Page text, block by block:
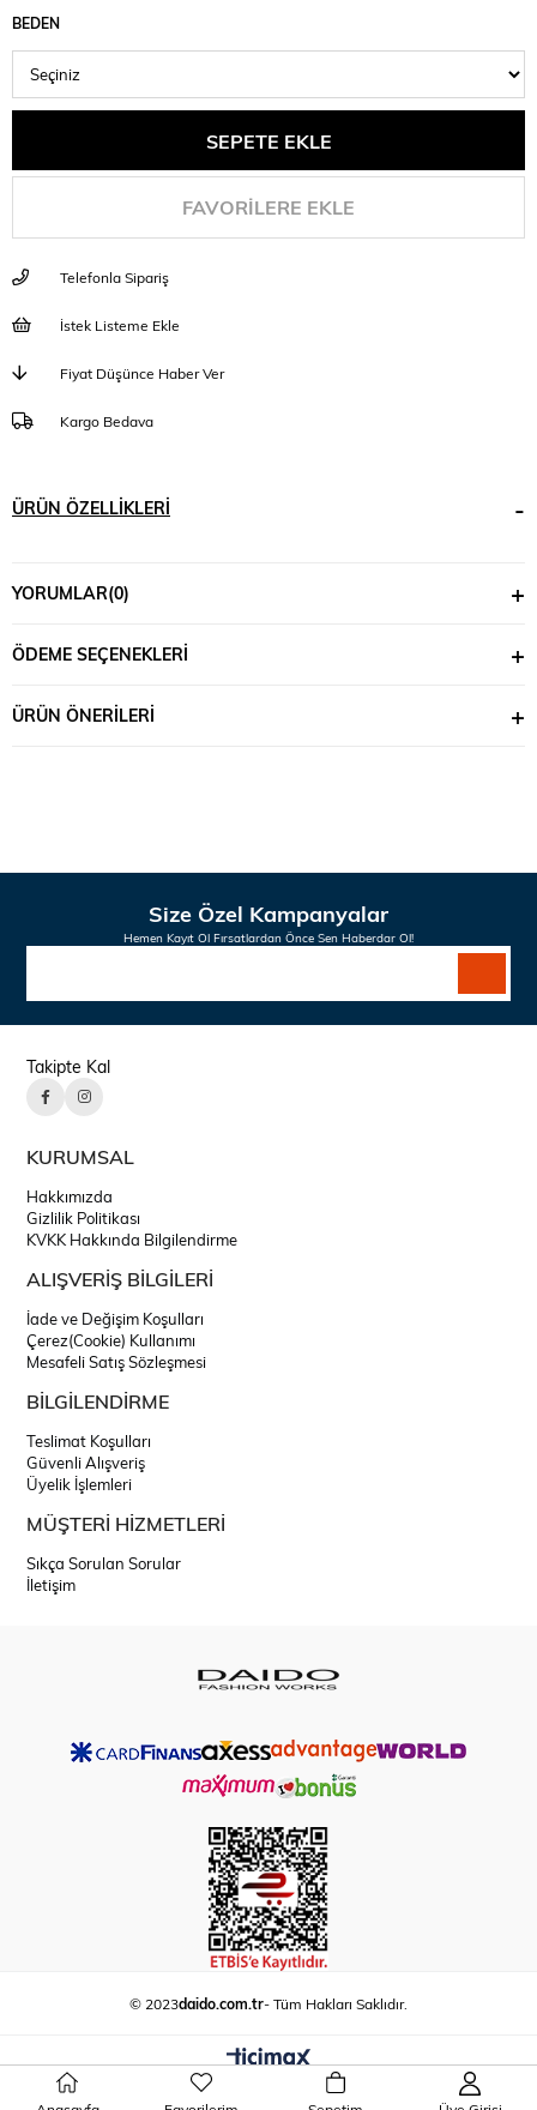
BEDEN
FAVORILERE EKLE
Telefonla Sipariş
İstek Listeme Ekle
Fiyat Düşünce Haber Ver
Kargo Bedava
ÜRÜN ÖZELLIKLERI
YORUMLAR(0)
ÖDEME SEÇENEKLERI
ÜRÜN ÖNERILERI
Size Özel Kampanyalar
Hemen Kayıt Ol Fırsatlardan Önce Sen Haberdar Ol!
Takipte Kal
KURUMSAL
Hakkımızda
Gizlilik Politikası
KVKK Hakkında Bilgilendirme
ALIŞVERİŞ BİLGİLERİ
İade ve Değişim Koşulları
Çerez(Cookie) Kullanımı
Mesafeli Satış Sözleşmesi
BİLGİLENDİRME
Teslimat Koşulları
Güvenli Alışveriş
Üyelik İşlemleri
MÜŞTERİ HİZMETLERİ
Sıkça Sorulan Sorular
İletişim
© 2023daido.com.tr- Tüm Hakları Saklıdır.